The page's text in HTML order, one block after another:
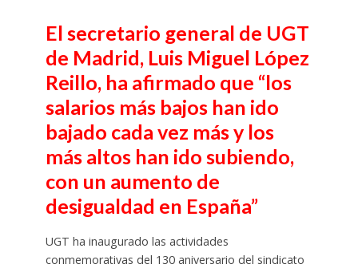
El secretario general de UGT
de Madrid, Luis Miguel López
Reillo, ha afirmado que “los
salarios más bajos han ido
bajado cada vez más y los
más altos han ido subiendo,
con un aumento de
desigualdad en España”
UGT ha inaugurado las actividades
conmemorativas del 130 aniversario del sindicato